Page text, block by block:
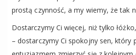
prostą czynność, a my wiemy, że tak
Dostarczymy Ci więcej, niż tylko
– dostarczymy Ci spokojny sen, który